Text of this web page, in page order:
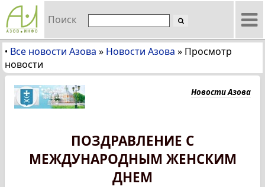
Поиск
• Все новости Азова » Новости Азова » Просмотр
новости
Новости Азова
ПОЗДРАВЛЕНИЕ С
МЕЖДУНАРОДНЫМ ЖЕНСКИМ
ДНЕМ